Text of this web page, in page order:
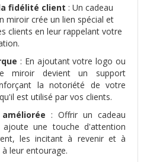
fidélité client : Un cadeau
miroir crée un lien spécial et
clients en leur rappelant votre
: En ajoutant votre logo ou
miroir devient un support
la notoriété de votre
est utilisé par vos clients.
: Offrir un cadeau
une touche d'attention
les incitant à revenir et à
leur entourage.